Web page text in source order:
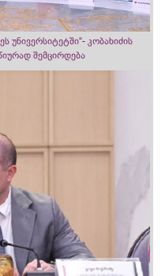
უნივერსიტეტში“- კობახიძის
შემცირდება